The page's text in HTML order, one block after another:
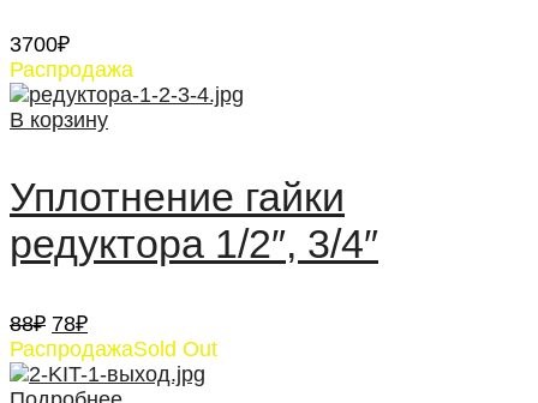
3700₽
Распродажа
В корзину
Уплотнение гайки
редуктора 1/2″, 3/4″
88₽ Первоначальная
цена
составляла
78₽Текущая
цена:
78₽.
РаспродажаSold Out